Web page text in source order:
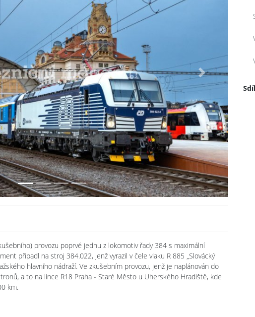
Next
provozu poprvé jednu z lokomotiv řady 384 s maximální
připadl na stroj 384.022, jenž vyrazil v čele vlaku R 885 „Slovácký
hlavního nádraží. Ve zkušebním provozu, jenž je naplánován do
a to na lince R18 Praha - Staré Město u Uherského Hradiště, kde
km.